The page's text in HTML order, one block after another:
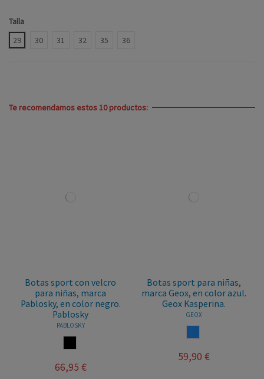
Talla
29
30 31 32 35 36
Te recomendamos estos 10 productos:
Botas sport con velcro
para niñas, marca
Pablosky, en color negro.
Pablosky
PABLOSKY
66,95 €
Botas sport para niñas,
marca Geox, en color azul.
Geox Kasperina.
GEOX
59,90 €